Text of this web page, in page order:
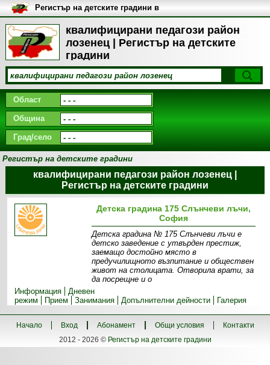
квалифицирани педагози район
лозенец | Регистър на детските
градини
Регистър на детските градини в
България
Област
Община
Град/село
Регистър на детските градини
квалифицирани педагози район лозенец |
Регистър на детските градини
Детска градина 175 Слънчеви лъчи,
София
Детска градина № 175 Слънчеви лъчи e
детско заведение с утвърден престиж,
заемащо достойно място в
предучилищното възпитание и обществен
живот на столицата. Отворила врати, за
да посрещне и о
Информация
Дневен
режим
Прием Занимания Допълнителни дейности Галерия
Начало Вход Абонамент Общи условия
Контакти
2012 - 2026 © Регистър на детските градини